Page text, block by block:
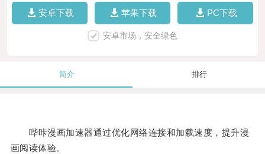
安卓下载 苹果下载 PC下载
安卓市场，安全绿色
简介 排行
哔咔漫画加速器通过优化网络连接和加载速度，提升漫
画阅读体验。